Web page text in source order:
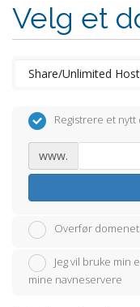
Velg et
Registrere et
www.
Overfør
Jeg vil bruke min
mine navneservere